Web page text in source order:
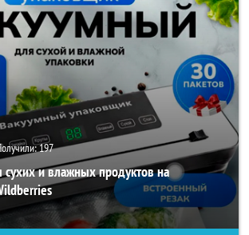
197
сухих и влажных продуктов на